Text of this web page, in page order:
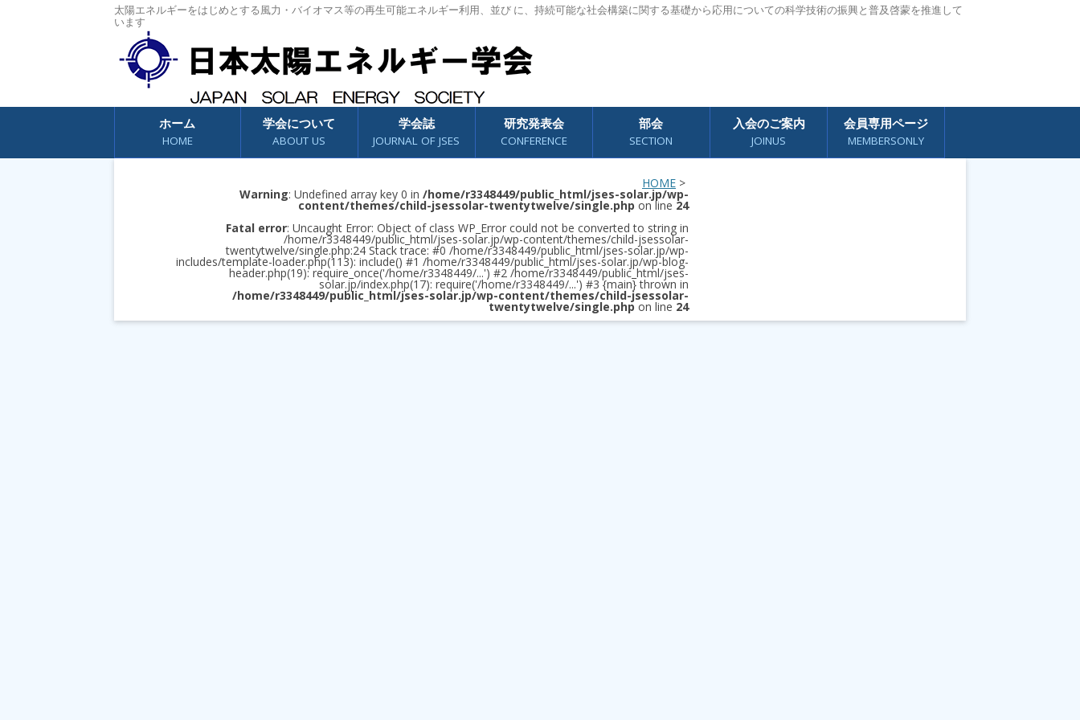
太陽エネルギーをはじめとする風力・バイオマス等の再生可能エネルギー利用、並び に、持続可能な社会構築に関する基礎から応用についての科学技術の振興と普及啓蒙を推進して
います
コンテンツへスキップ
ホーム
HOME
学会について
ABOUT US
学会誌
JOURNAL OF JSES
研究発表会
CONFERENCE
部会
SECTION
入会のご案内
JOINUS
会員専用ページ
MEMBERSONLY
HOME >
Warning: Undefined array key 0 in /home/r3348449/public_html/jses-solar.jp/wp-
content/themes/child-jsessolar-twentytwelve/single.php on line 24
Fatal error: Uncaught Error: Object of class WP_Error could not be converted to string in
/home/r3348449/public_html/jses-solar.jp/wp-content/themes/child-jsessolar-
twentytwelve/single.php:24 Stack trace: #0 /home/r3348449/public_html/jses-solar.jp/wp-
includes/template-loader.php(113): include() #1 /home/r3348449/public_html/jses-solar.jp/wp-blog-
header.php(19): require_once('/home/r3348449/...') #2 /home/r3348449/public_html/jses-
solar.jp/index.php(17): require('/home/r3348449/...') #3 {main} thrown in
/home/r3348449/public_html/jses-solar.jp/wp-content/themes/child-jsessolar-
twentytwelve/single.php on line 24